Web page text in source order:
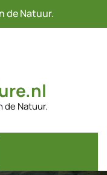
de Natuur.
de Natuur.